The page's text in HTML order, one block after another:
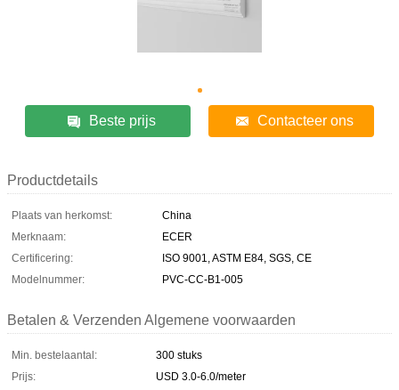
Beste prijs Contacteer ons
Productdetails
Plaats van herkomst:
China
Merknaam:
ECER
Certificering:
ISO 9001, ASTM E84, SGS, CE
Modelnummer:
PVC-CC-B1-005
Betalen & Verzenden Algemene voorwaarden
Min. bestelaantal:
300 stuks
Prijs:
USD 3.0-6.0/meter